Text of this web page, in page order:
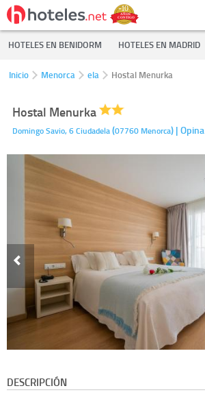
HOTELES EN BENIDORM HOTELES EN MADRID
Inicio Menorca ela Hostal Menurka
Hostal Menurka
Domingo Savio, 6Ciudadela(07760 Menorca) | Opina
DESCRIPCIÓN